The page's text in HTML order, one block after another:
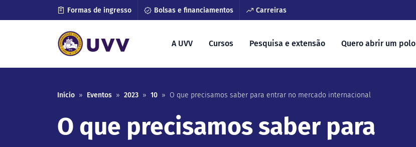
Formas de ingresso Bolsas e financiamentos Carreiras
A UVV Cursos Pesquisa e extensão Quero abrir um polo
Início » Eventos » 2023 » 10 » O que precisamos saber para entrar no mercado internacional
O que precisamos saber para